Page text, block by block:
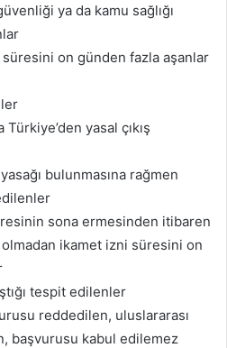
ya da kamu sağlığı
süresini on günden fazla aşanlar
yasal çıkış
bulunmasına rağmen
sona ermesinden itibaren
ikamet izni süresini on
tespit edilenler
reddedilen, uluslararası
başvurusu kabul edilemez